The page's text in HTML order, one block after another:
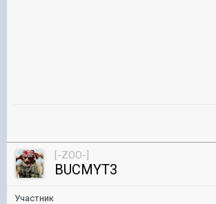
[-ZOO-]
BUCMYT3
Участник